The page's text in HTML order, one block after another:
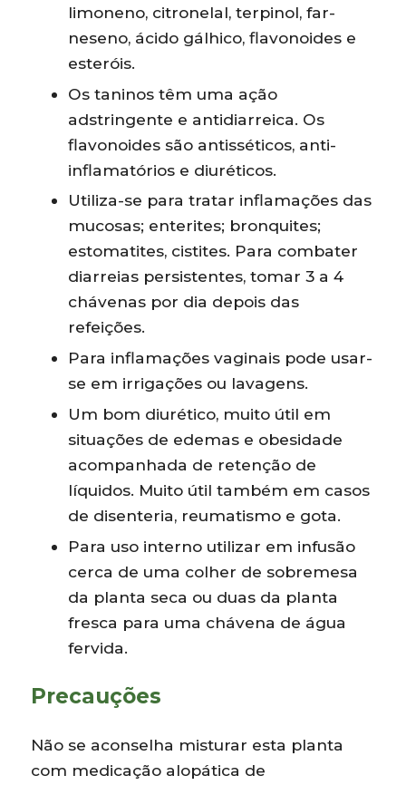
limoneno, citronelal, terpinol, far-
neseno, ácido gálhico, flavonoides e
esteróis.
Os taninos têm uma ação
adstringente e antidiarreica. Os
flavonoides são antisséticos, anti-
inflamatórios e diuréticos.
Utiliza-se para tratar inflamações das
mucosas; enterites; bronquites;
estomatites, cistites. Para combater
diarreias persistentes, tomar 3 a 4
chávenas por dia depois das
refeições.
Para inflamações vaginais pode usar-
se em irrigações ou lavagens.
Um bom diurético, muito útil em
situações de edemas e obesidade
acompanhada de retenção de
líquidos. Muito útil também em casos
de disenteria, reumatismo e gota.
Para uso interno utilizar em infusão
cerca de uma colher de sobremesa
da planta seca ou duas da planta
fresca para uma chávena de água
fervida.
Precauções
Não se aconselha misturar esta planta
com medicação alopática de